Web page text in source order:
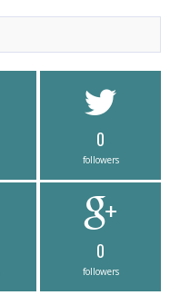
0
followers
0
followers